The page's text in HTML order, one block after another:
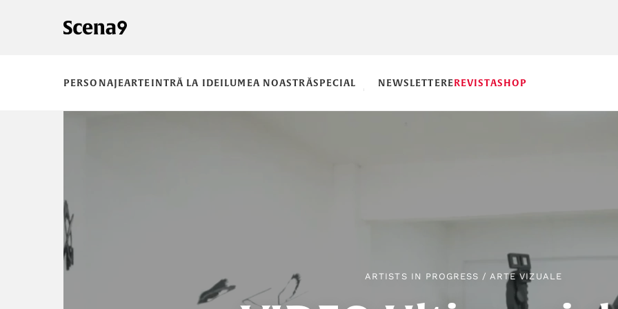
PERSONAJEARTEINTRĂ LA IDEILUMEA NOASTRĂSPECIAL NEWSLETTEREREVISTASHOP
ARTISTS IN PROGRESS /ARTE VIZUALE